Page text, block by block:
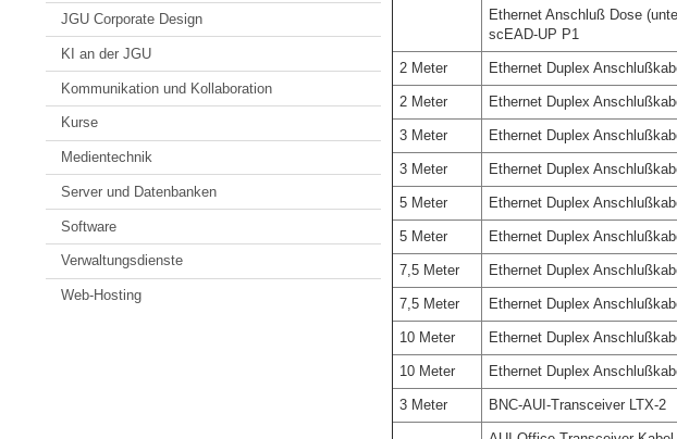
JGU Corporate Design
KI an der JGU
Kommunikation und Kollaboration
Kurse
Medientechnik
Server und Datenbanken
Software
Verwaltungsdienste
Web-Hosting
Ethernet Anschluß Dose
scEAD-UP P1
2 Meter Ethernet Duplex
2 Meter Ethernet Duplex
3 Meter Ethernet Duplex
3 Meter Ethernet Duplex
5 Meter Ethernet Duplex
5 Meter Ethernet Duplex
7,5 Meter Ethernet Duplex
7,5 Meter Ethernet Duplex
10 Meter Ethernet Duplex
10 Meter Ethernet Duplex
3 Meter BNC-AUI-Transceiver LTX-2